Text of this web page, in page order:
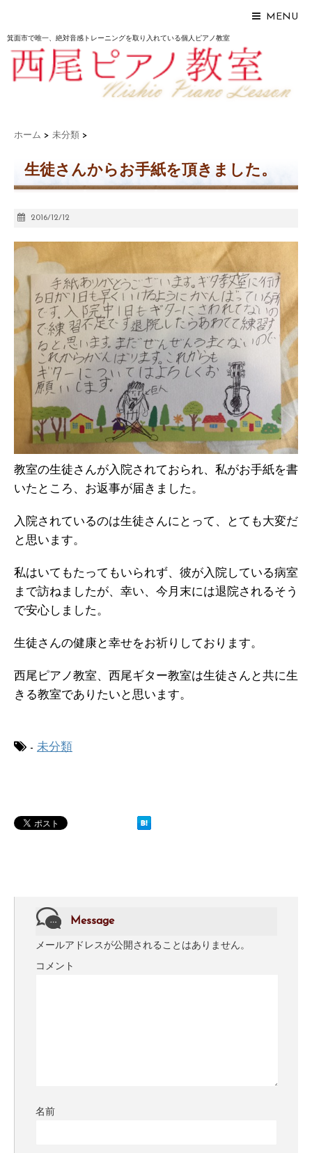
MENU
箕面市で唯一、絶対音感トレーニングを取り入れている個人ピアノ教室
ホーム > 未分類 >
生徒さんからお手紙を頂きました。
2016/12/12
教室の生徒さんが入院されておられ、私がお手紙を書
いたところ、お返事が届きました。
入院されているのは生徒さんにとって、とても大変だ
と思います。
私はいてもたってもいられず、彼が入院している病室
まで訪ねましたが、幸い、今月末には退院されるそう
で安心しました。
生徒さんの健康と幸せをお祈りしております。
西尾ピアノ教室、西尾ギター教室は生徒さんと共に生
きる教室でありたいと思います。
- 未分類
Message
メールアドレスが公開されることはありません。
コメント
名前